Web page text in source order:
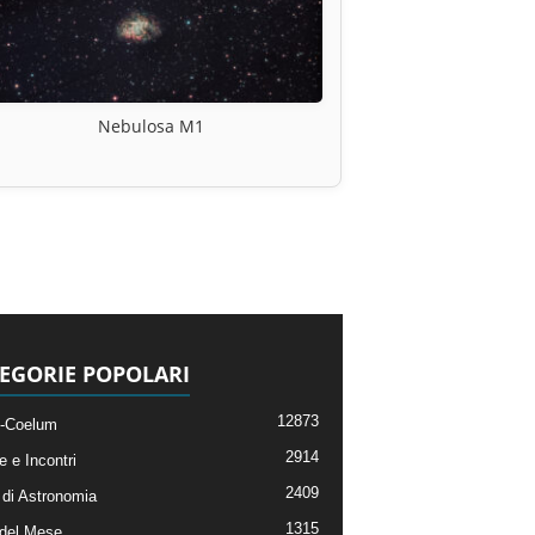
Nebulosa M1
POPOLARI
Coelum 12873
e Incontri 2914
Astronomia 2409
1315